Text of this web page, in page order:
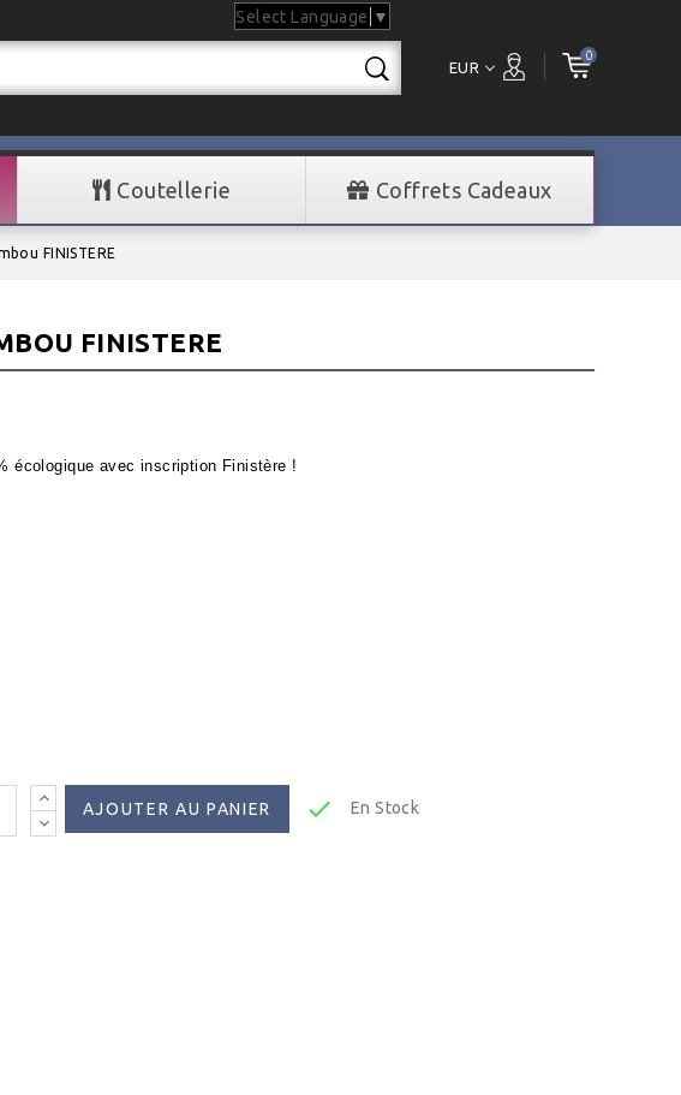
Select Language ▼
0
EUR
Coutellerie Coffrets Cadeaux
FINISTERE
FINISTERE
écologique avec inscription Finistère !
AJOUTER AU PANIER  En Stock